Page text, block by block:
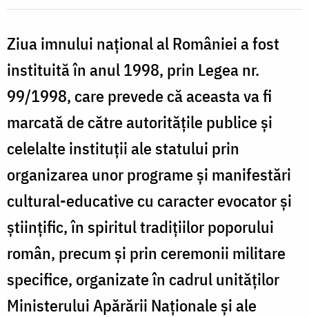
Oana
Nechifor
Ziua imnului naţional al României a fost
instituită în anul 1998, prin Legea nr.
99/1998, care prevede că aceasta va fi
marcată de către autorităţile publice şi
celelalte instituţii ale statului prin
organizarea unor programe şi manifestări
cultural-educative cu caracter evocator şi
ştiinţific, în spiritul tradiţiilor poporului
român, precum şi prin ceremonii militare
specifice, organizate în cadrul unităţilor
Ministerului Apărării Naţionale şi ale